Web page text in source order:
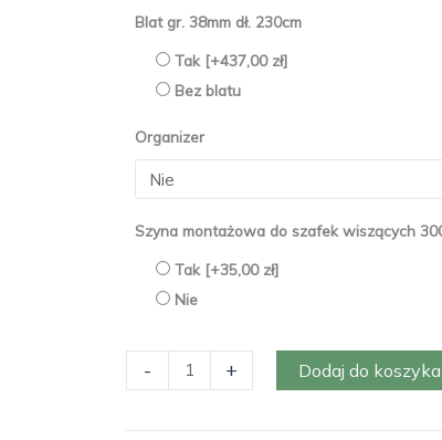
Blat gr. 38mm dł. 230cm
Tak [+437,00 zł]
Bez blatu
Organizer
Szyna montażowa do szafek wiszących
Tak [+35,00 zł]
Nie
-
ilość
kuchenne
Roma
jasny
szary/biały
+ Dodaj do koszyka